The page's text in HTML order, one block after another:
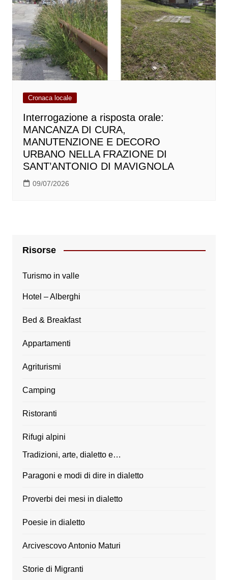
Cronaca locale
Interrogazione a risposta orale:
MANCANZA DI CURA,
MANUTENZIONE E DECORO
URBANO NELLA FRAZIONE DI
SANT’ANTONIO DI MAVIGNOLA
09/07/2026
Risorse
Turismo in valle
Hotel – Alberghi
Bed & Breakfast
Appartamenti
Agriturismi
Camping
Ristoranti
Rifugi alpini
Tradizioni, arte, dialetto e…
Paragoni e modi di dire in dialetto
Proverbi dei mesi in dialetto
Poesie in dialetto
Arcivescovo Antonio Maturi
Storie di Migranti